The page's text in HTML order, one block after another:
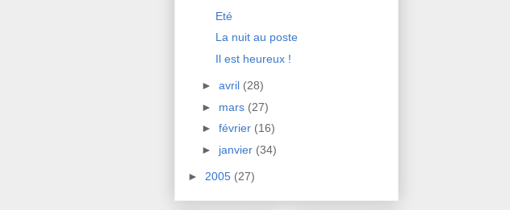
Eté
La nuit au poste
Il est heureux !
► avril (28)
► mars (27)
► février (16)
► janvier (34)
► 2005 (27)